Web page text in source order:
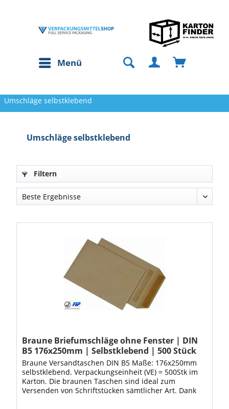
Menü
Umschläge selbstklebend
Umschläge selbstklebend
Filtern
Braune Briefumschläge ohne Fenster | DIN
B5 176x250mm | Selbstklebend | 500 Stück
Braune Versandtaschen DIN B5 Maße: 176x250mm
selbstklebend. Verpackungseinheit (VE) = 500Stk im
Karton. Die braunen Taschen sind ideal zum
Versenden von Schriftstücken sämtlicher Art. Dank